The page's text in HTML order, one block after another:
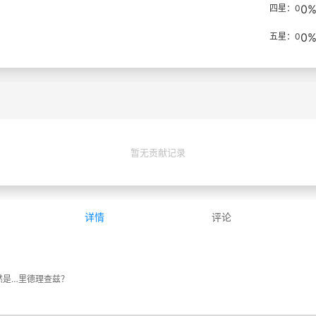
四星：00%
五星：00%
暂无贡献记录
详情 评论
…里德理查兹？